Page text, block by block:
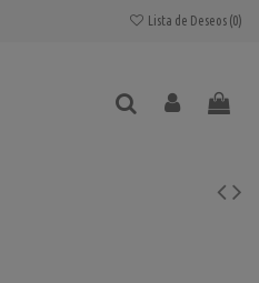
Lista de Deseos (0)